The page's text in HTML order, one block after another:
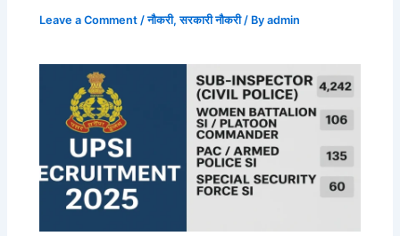
Leave a Comment /नौकरी,सरकारी नौकरी/ Byadmin